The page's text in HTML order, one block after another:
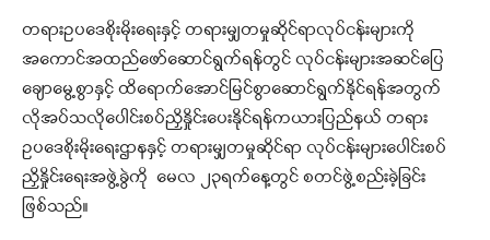
တရားဥပဒေစိုးမိုးရေးနှင့် တရားမျှတမှုဆိုင်ရာလုပ်ငန်းများကို
အကောင်အထည်ဖော်ဆောင်ရွက်ရန်တွင် လုပ်ငန်းများအဆင်ပြေ
ချောမွေ့စွာနှင့် ထိရောက်အောင်မြင်စွာဆောင်ရွက်နိုင်ရန်အတွက်
လိုအပ်သလိုပေါင်းစပ်ညှိနှိုင်းပေးနိုင်ရန်ကယားပြည်နယ် တရား
ဥပဒေစိုးမိုးရေးဌာနနှင့် တရားမျှတမှုဆိုင်ရာ လုပ်ငန်းများပေါင်းစပ်
ညှိနှိုင်းရေးအဖွဲ့ခွဲကို မေလ ၂၃ရက်နေ့တွင် စတင်ဖွဲ့စည်းခဲ့ခြင်း
ဖြစ်သည်။